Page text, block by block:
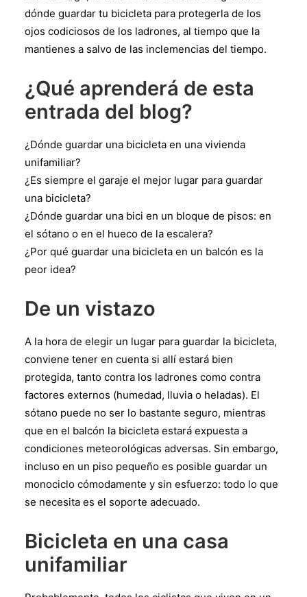
dónde guardar tu bicicleta para protegerla de los
ojos codiciosos de los ladrones, al tiempo que la
mantienes a salvo de las inclemencias del tiempo.
¿Qué aprenderá de esta
entrada del blog?
¿Dónde guardar una bicicleta en una vivienda
unifamiliar?
¿Es siempre el garaje el mejor lugar para guardar
una bicicleta?
¿Dónde guardar una bici en un bloque de pisos: en
el sótano o en el hueco de la escalera?
¿Por qué guardar una bicicleta en un balcón es la
peor idea?
De un vistazo
A la hora de elegir un lugar para guardar la bicicleta,
conviene tener en cuenta si allí estará bien
protegida, tanto contra los ladrones como contra
factores externos (humedad, lluvia o heladas). El
sótano puede no ser lo bastante seguro, mientras
que en el balcón la bicicleta estará expuesta a
condiciones meteorológicas adversas. Sin embargo,
incluso en un piso pequeño es posible guardar un
monociclo cómodamente y sin esfuerzo: todo lo que
se necesita es el soporte adecuado.
Bicicleta en una casa
unifamiliar